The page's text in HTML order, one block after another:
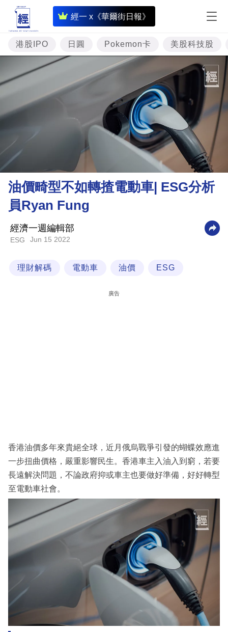
經一 x《華爾街日報》
即
時
財
經
題
理
財
商
業
科
區
港股IPO 日圓 Pokemon卡 美股科技股
油價畸型不如轉揸電動車| ESG分析
員Ryan Fung
經濟一週編輯部
ESG Jun 15 2022
理財解碼 電動車 油價 ESG
廣告
香港油價多年來貴絕全球，近月俄烏戰爭引發的蝴蝶效應進
一步扭曲價格，嚴重影響民生。香港車主入油入到窮，若要
長遠解決問題，不論政府抑或車主也要做好準備，好好轉型
至電動車社會。